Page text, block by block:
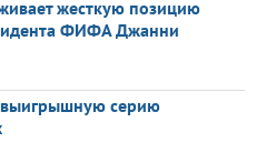
жесткую позицию
ФИФА Джанни
серию